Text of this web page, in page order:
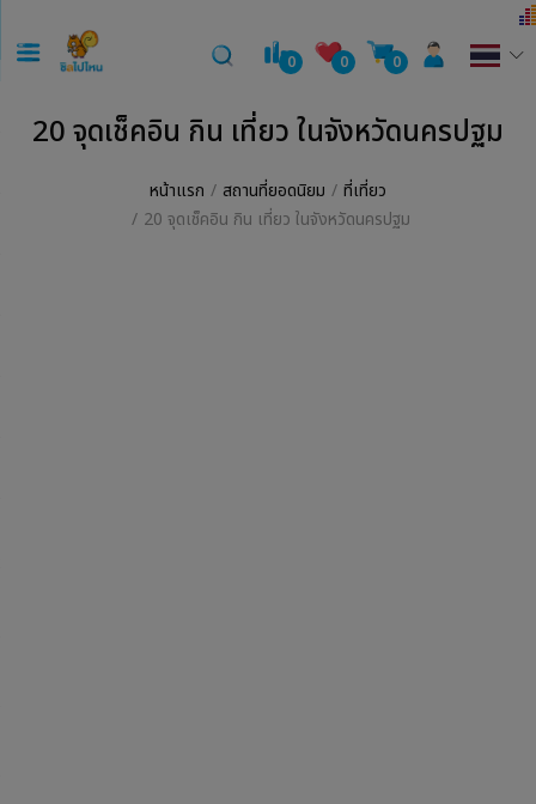
0 0 0
20 จุดเช็คอิน กิน เที่ยว ในจังหวัดนครปฐม
หน้าแรก สถานที่ยอดนิยม
ที่เที่ยว
20 จุดเช็คอิน กิน เที่ยว ในจังหวัดนครปฐม